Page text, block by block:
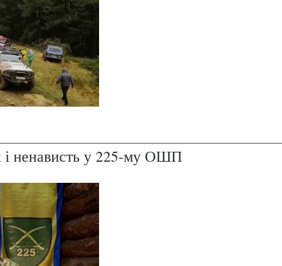
і ненависть у 225-му ОШП